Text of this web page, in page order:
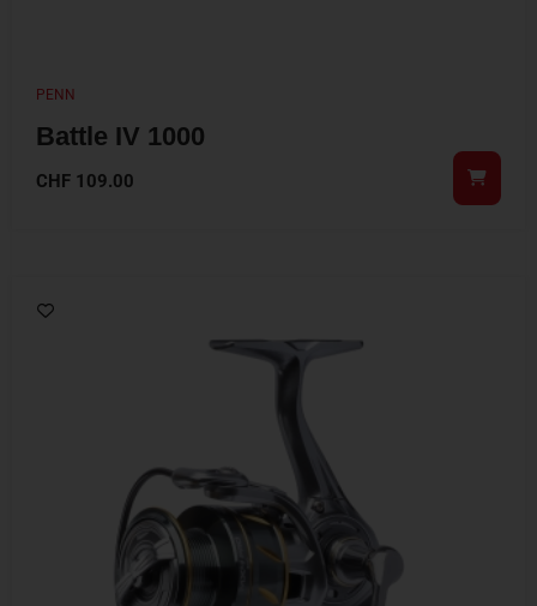
PENN
Battle IV 1000
CHF 109.00